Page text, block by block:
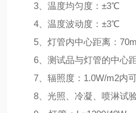
3、温度均匀度：±3℃
4、温度波动度：±3℃
5、灯管内中心距离：
6、测试品与灯管的中心
7、辐照度：1.0W/m2内
8、光照、冷凝、喷淋试